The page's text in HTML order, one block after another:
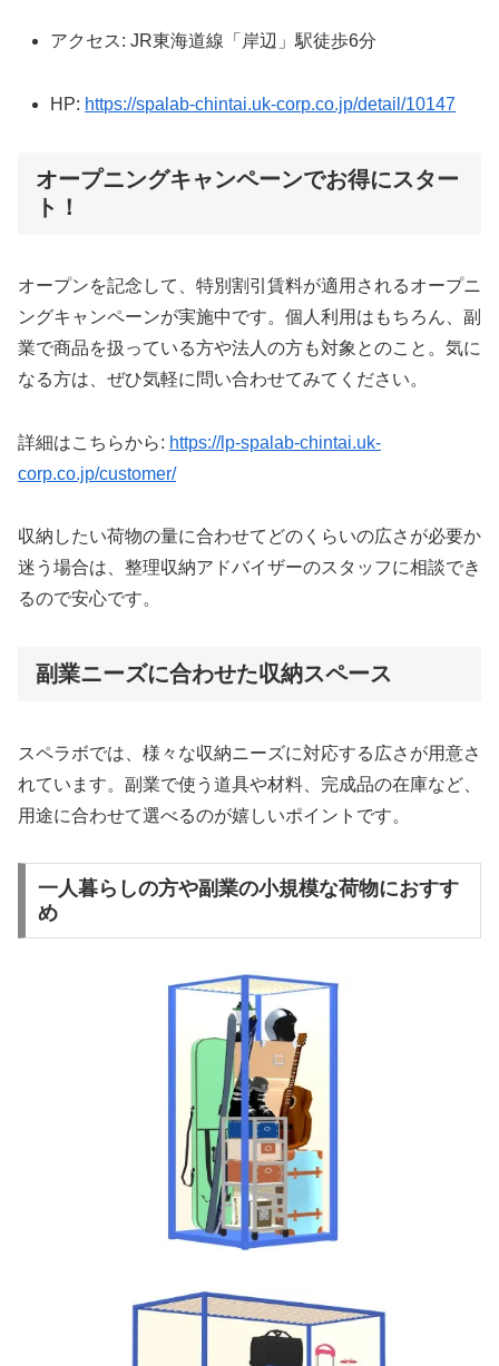
アクセス: JR東海道線「岸辺」駅徒歩6分
HP: https://spalab-chintai.uk-corp.co.jp/detail/10147
オープニングキャンペーンでお得にスター
ト！
オープンを記念して、特別割引賃料が適用されるオープニ
ングキャンペーンが実施中です。個人利用はもちろん、副
業で商品を扱っている方や法人の方も対象とのこと。気に
なる方は、ぜひ気軽に問い合わせてみてください。
詳細はこちらから: https://lp-spalab-chintai.uk-
corp.co.jp/customer/
収納したい荷物の量に合わせてどのくらいの広さが必要か
迷う場合は、整理収納アドバイザーのスタッフに相談でき
るので安心です。
副業ニーズに合わせた収納スペース
スペラボでは、様々な収納ニーズに対応する広さが用意さ
れています。副業で使う道具や材料、完成品の在庫など、
用途に合わせて選べるのが嬉しいポイントです。
一人暮らしの方や副業の小規模な荷物におすす
め